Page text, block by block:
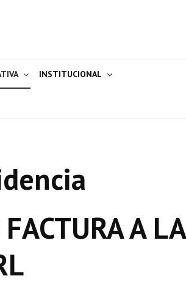
INSTITUCIONAL
A LA